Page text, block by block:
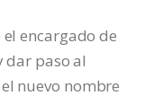
encargado de
dar paso al
nuevo nombre